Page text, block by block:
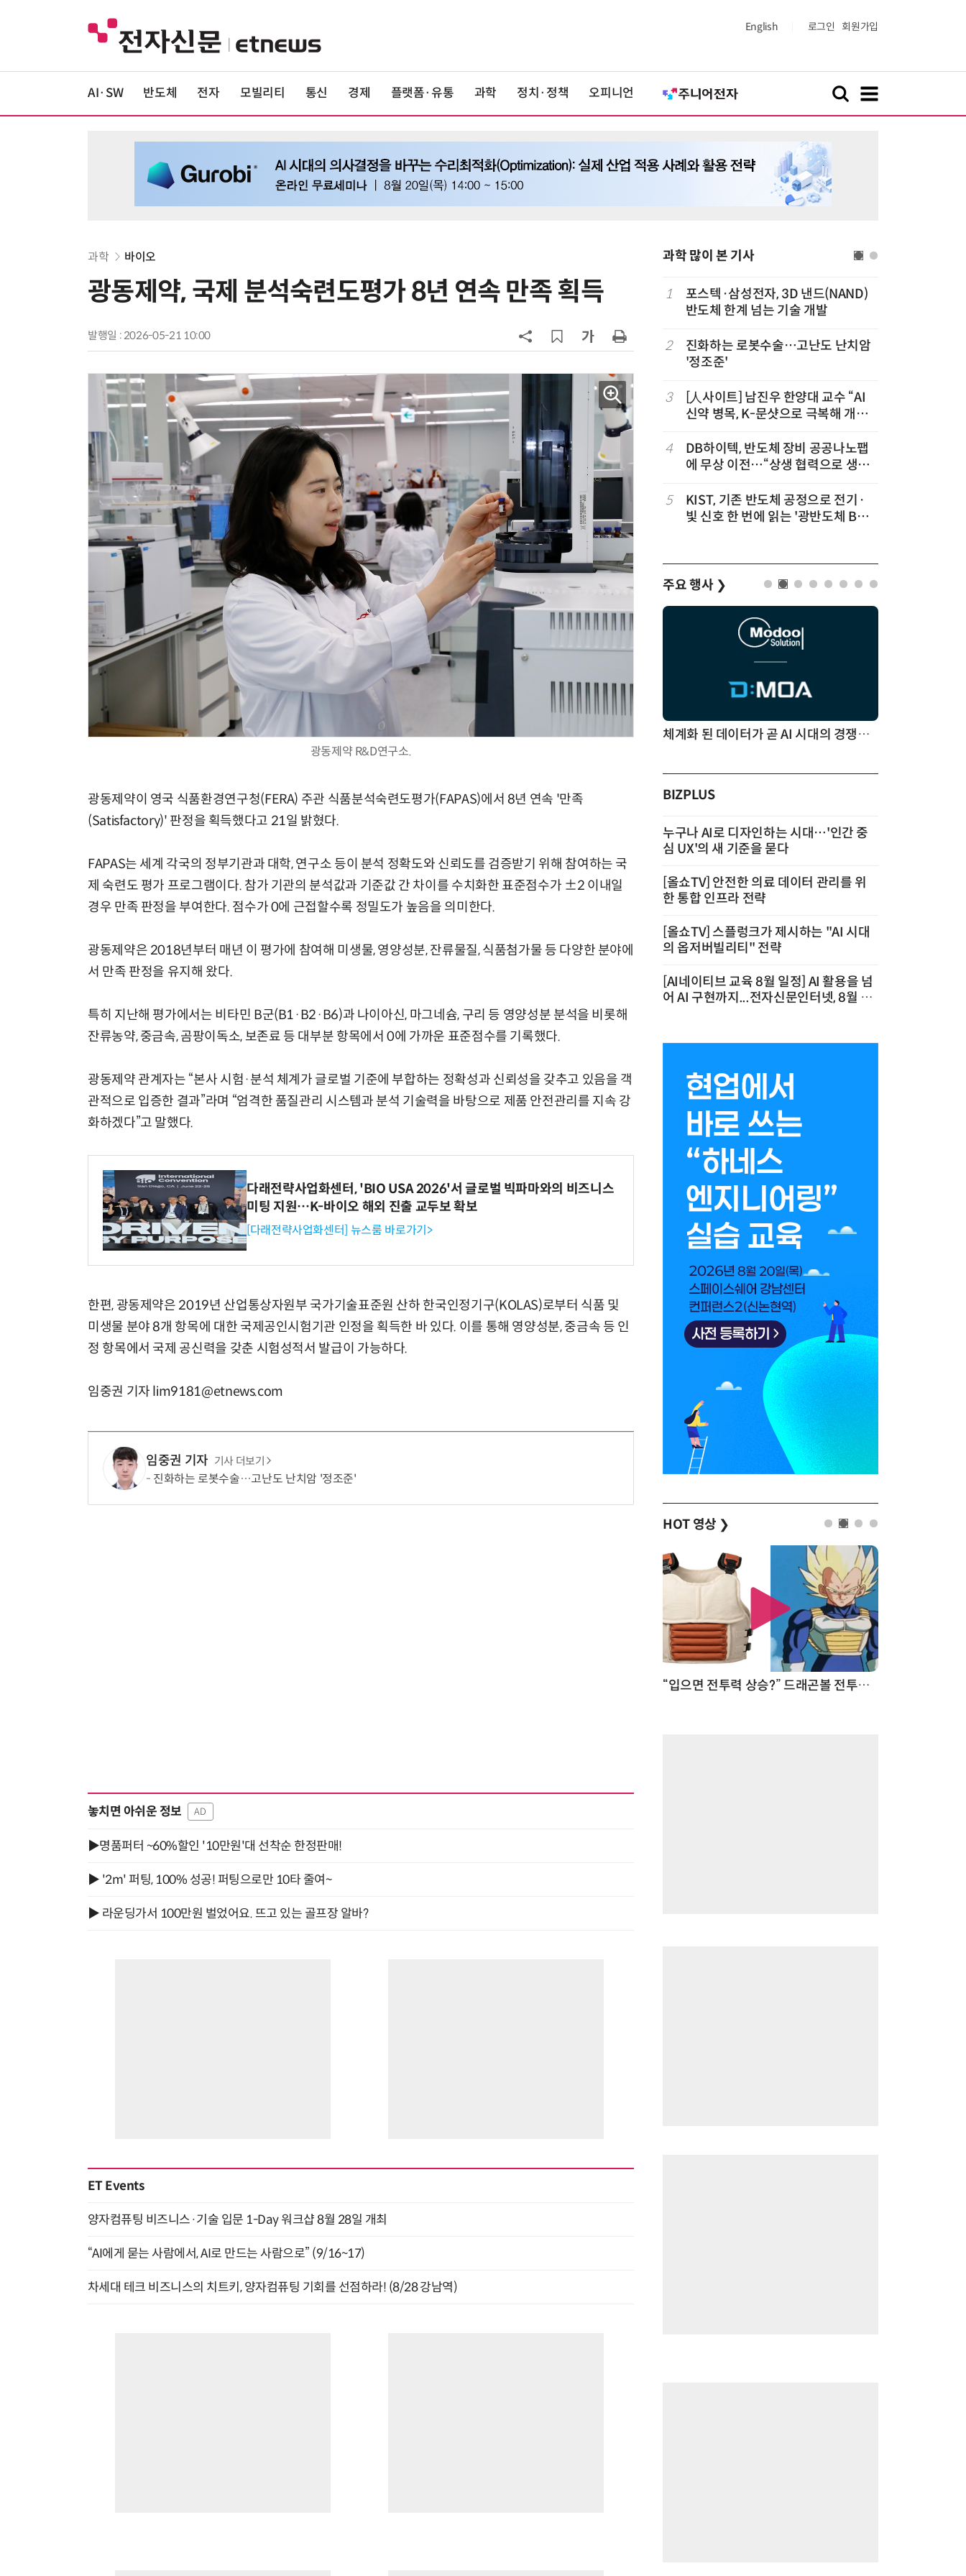
English 로그인 회원가입
AI·SW 반도체 전자 모빌리티 통신 경제 플랫폼·유통 과학 정치·정책 오피니언
과학 바이오
광동제약, 국제 분석숙련도평가 8년 연속 만족 획득
발행일 : 2026-05-21 10:00
광동제약 R&D연구소.
광동제약이 영국 식품환경연구청(FERA) 주관 식품분석숙련도평가(FAPAS)에서 8년 연속 '만족
(Satisfactory)' 판정을 획득했다고 21일 밝혔다.
FAPAS는 세계 각국의 정부기관과 대학, 연구소 등이 분석 정확도와 신뢰도를 검증받기 위해 참여하는 국
제 숙련도 평가 프로그램이다. 참가 기관의 분석값과 기준값 간 차이를 수치화한 표준점수가 ±2 이내일
경우 만족 판정을 부여한다. 점수가 0에 근접할수록 정밀도가 높음을 의미한다.
광동제약은 2018년부터 매년 이 평가에 참여해 미생물, 영양성분, 잔류물질, 식품첨가물 등 다양한 분야에
서 만족 판정을 유지해 왔다.
특히 지난해 평가에서는 비타민 B군(B1·B2·B6)과 나이아신, 마그네슘, 구리 등 영양성분 분석을 비롯해
잔류농약, 중금속, 곰팡이독소, 보존료 등 대부분 항목에서 0에 가까운 표준점수를 기록했다.
광동제약 관계자는 “본사 시험·분석 체계가 글로벌 기준에 부합하는 정확성과 신뢰성을 갖추고 있음을 객
관적으로 입증한 결과”라며 “엄격한 품질관리 시스템과 분석 기술력을 바탕으로 제품 안전관리를 지속 강
화하겠다”고 말했다.
다래전략사업화센터, 'BIO USA 2026'서 글로벌 빅파마와의 비즈니스
미팅 지원…K-바이오 해외 진출 교두보 확보
[다래전략사업화센터] 뉴스룸 바로가기>
한편, 광동제약은 2019년 산업통상자원부 국가기술표준원 산하 한국인정기구(KOLAS)로부터 식품 및
미생물 분야 8개 항목에 대한 국제공인시험기관 인정을 획득한 바 있다. 이를 통해 영양성분, 중금속 등 인
정 항목에서 국제 공신력을 갖춘 시험성적서 발급이 가능하다.
임중권 기자 lim9181@etnews.com
임중권 기자 기사 더보기
진화하는 로봇수술…고난도 난치암 '정조준'
놓치면 아쉬운 정보 AD
▶명품퍼터 ~60%할인 '10만원'대 선착순 한정판매!
▶ '2m' 퍼팅, 100% 성공! 퍼팅으로만 10타 줄여~
▶ 라운딩가서 100만원 벌었어요. 뜨고 있는 골프장 알바?
ET Events
양자컴퓨팅 비즈니스·기술 입문 1-Day 워크샵 8월 28일 개최
“AI에게 묻는 사람에서, AI로 만드는 사람으로” (9/16~17)
차세대 테크 비즈니스의 치트키, 양자컴퓨팅 기회를 선점하라! (8/28 강남역)
과학 많이 본 기사
6
“망막 찍자 심혈관 고위험 판정”…정
[K-과학인재 고등학생 캠프] 반도체
“내년 2기로 이어집니다”
8
휴젤 장두현 號 1년…상반기 최대 실
적·글로벌 성장 본궤도
[르포]아이들이 직접 첨단 전자현미
경 다루며 과학원리 체득...과학체험
제공 '주니어닥터' 현장
10 다누리, 스페이스X 팰컨9 달 충돌 전
후 포착
1
포스텍·삼성전자, 3D 낸드(NAND)
반도체 한계 넘는 기술 개발
2
진화하는 로봇수술…고난도 난치암
'정조준'
3
[人사이트] 남진우 한양대 교수 “AI
신약 병목, K-문샷으로 극복해 개발
4
DB하이텍, 반도체 장비 공공나노팹
에 무상 이전…“상생 협력으로 생태
5
KIST, 기존 반도체 공정으로 전기·
빛 신호 한 번에 읽는 '광반도체 BCI
주요 행사 ❯
AI Native Enterprise를 지원하는 AI Ready Data 플랫폼 활용 전략 AI 시대의 옵저버빌리티: GPU·LLM 모니터링부터 AI 기반 장애 대응까지 체계화 된 데이터가 곧 AI 시대의 경쟁력이다
BIZPLUS
누구나 AI로 디자인하는 시대…'인간 중
심 UX'의 새 기준을 묻다
[올쇼TV] 안전한 의료 데이터 관리를 위
한 통합 인프라 전략
[올쇼TV] 스플렁크가 제시하는 "AI 시대
의 옵저버빌리티" 전략
[AI네이티브 교육 8월 일정] AI 활용을 넘
어 AI 구현까지...전자신문인터넷, 8월 실
HOT 영상 ❯
“입으면 전투력 상승?” 드래곤볼 전투복 닮은 중량조끼